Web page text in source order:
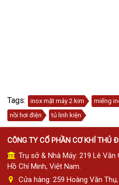
Tags: inox mặt máy 2 kim
miếng
nồi hơi điện
tủ linh kiện
CÔNG TY CỔ PHẦN CƠ KHÍ THỦ
Trụ sở & Nhà Máy: 219 Lê Văn
Hồ Chí Minh, Việt Nam.
Cửa hàng: 259 Hoàng Văn